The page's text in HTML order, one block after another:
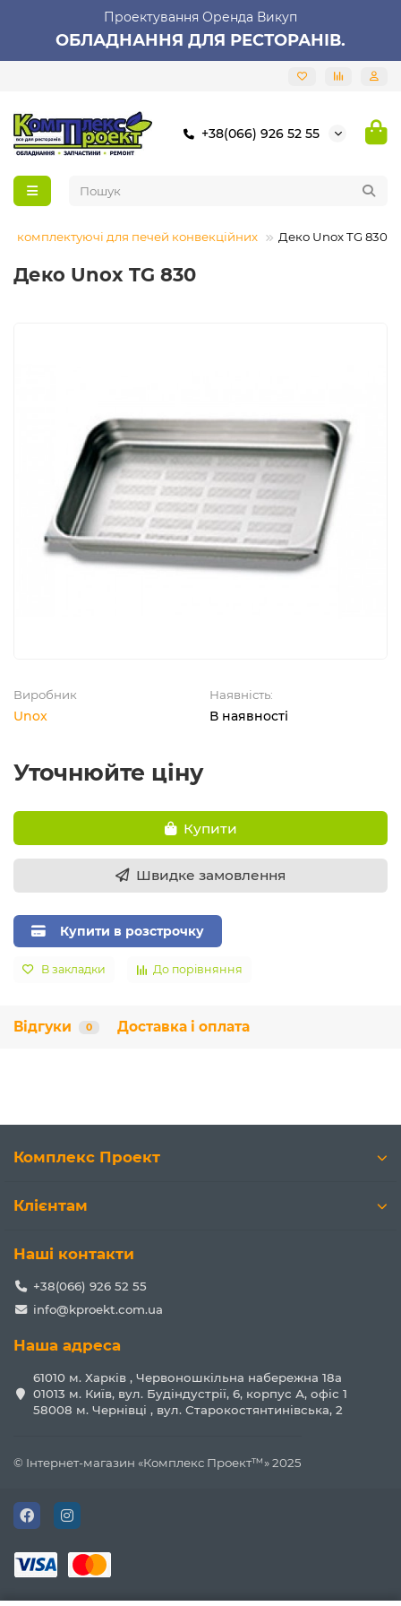
Проектування Оренда Викуп
ОБЛАДНАННЯ ДЛЯ РЕСТОРАНІВ.
+38(066) 926 52 55
комплектуючі для печей конвекційних Деко Unox TG 830
Деко Unox TG 830
Виробник
Unox
Наявність:
В наявності
Уточнюйте ціну
Купити
Швидке замовлення
Купити в розстрочку
В закладки До порівняння
Відгуки 0 Доставка і оплата
Комплекс Проект
Клієнтам
Наші контакти
+38(066) 926 52 55
info@kproekt.com.ua
Наша адреса
61010 м. Харків , Червоношкільна набережна 18а
01013 м. Київ, вул. Будіндустрії, 6, корпус А, офіс 1
58008 м. Чернівці , вул. Старокостянтинівська, 2
© Інтернет-магазин «Комплекс Проект™» 2025